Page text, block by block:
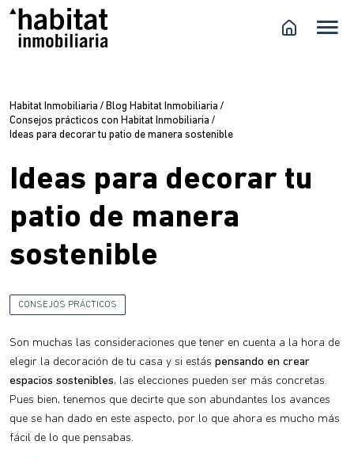
Habitat Inmobiliaria / Blog Habitat Inmobiliaria /
Consejos prácticos con Habitat Inmobiliaria /
Ideas para decorar tu patio de manera sostenible
Ideas para decorar tu
patio de manera
sostenible
CONSEJOS PRÁCTICOS
Son muchas las consideraciones que tener en cuenta a la hora de
elegir la decoración de tu casa y si estás pensando en crear
espacios sostenibles, las elecciones pueden ser más concretas.
Pues bien, tenemos que decirte que son abundantes los avances
que se han dado en este aspecto, por lo que ahora es mucho más
fácil de lo que pensabas.